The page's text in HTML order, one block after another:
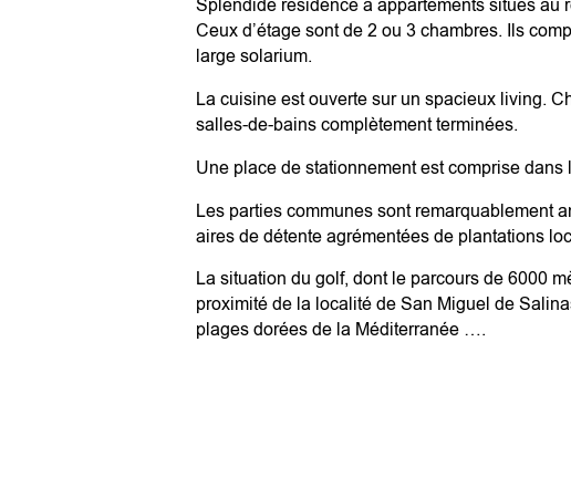
Splendide résidence à appartements situés au
Ceux d’étage sont de 2 ou 3 chambres. Ils
large solarium.
La cuisine est ouverte sur un spacieux living.
salles-de-bains complètement terminées.
Une place de stationnement est comprise dans
Les parties communes sont remarquablement
aires de détente agrémentées de plantations
La situation du golf, dont le parcours de 6000
proximité de la localité de San Miguel de
plages dorées de la Méditerranée ….